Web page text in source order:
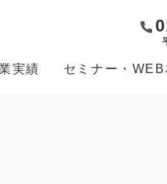
実績 セミナー・